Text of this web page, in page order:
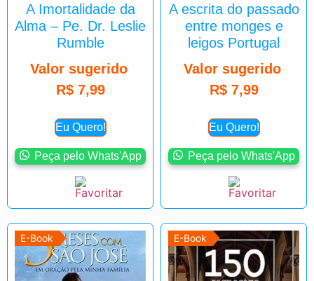
A Imortalidade da
Alma – Pe. Dr. Leslie
Rumble
Valor sugerido
R$7,99
Eu Quero!
Peça pelo Whats'App
A escrita do passado
entre monges e
leigos Portugal
Valor sugerido
R$7,99
Eu Quero!
Peça pelo Whats'App
E-Book E-Book